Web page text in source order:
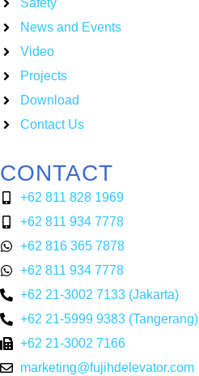
Safety
News and Events
Video
Projects
Download
Contact Us
CONTACT
+62 811 828 1969
+62 811 934 7778
+62 816 365 7878
+62 811 934 7778
+62 21-3002 7133 (Jakarta)
+62 21-5999 9383 (Tangerang)
+62 21-3002 7166
marketing@fujihdelevator.com